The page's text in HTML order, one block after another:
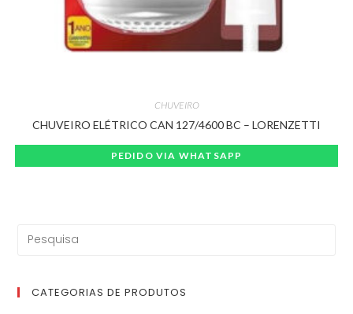
CHUVEIRO
CHUVEIRO ELÉTRICO CAN 127/4600 BC – LORENZETTI
PEDIDO VIA WHATSAPP
CATEGORIAS DE PRODUTOS